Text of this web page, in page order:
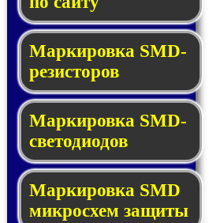
Маркировка SMD-
ре­зис­то­ров
Маркировка SMD-
све­то­дио­дов
Мар­ки­ров­ка SMD
мик­рос­хем защиты